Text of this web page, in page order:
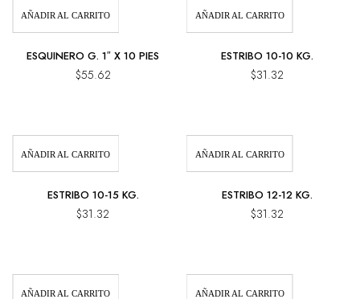
AÑADIR AL CARRITO
ESQUINERO G. 1″ X 10 PIES
$55.62
AÑADIR AL CARRITO
ESTRIBO 10-10 KG.
$31.32
AÑADIR AL CARRITO
ESTRIBO 10-15 KG.
$31.32
AÑADIR AL CARRITO
ESTRIBO 12-12 KG.
$31.32
AÑADIR AL CARRITO AÑADIR AL CARRITO